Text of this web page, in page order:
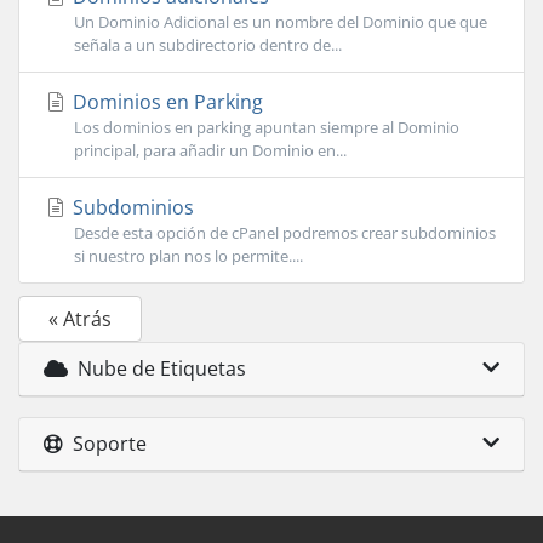
Un Dominio Adicional es un nombre del Dominio que que
señala a un subdirectorio dentro de...
Dominios en Parking
Los dominios en parking apuntan siempre al Dominio
principal, para añadir un Dominio en...
Subdominios
Desde esta opción de cPanel podremos crear subdominios
si nuestro plan nos lo permite....
« Atrás
Nube de Etiquetas
Soporte